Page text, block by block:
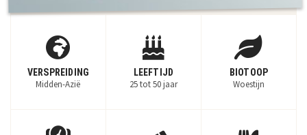
VERSPREIDING
Midden-Azië
LEEFTIJD
25 tot 50 jaar
BIOTOOP
Woestijn